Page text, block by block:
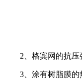
2、格宾网的抗压强
3、涂有树脂膜的热